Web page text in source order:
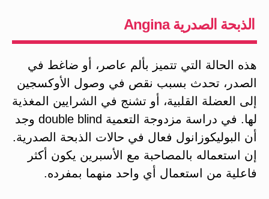
الذبحة الصدرية Angina
هذه الحالة التي تتميز بألم عاصر، أو ضاغط في
الصدر، تحدث بسبب نقص في وصول الأوكسجين
إلى العضلة القلبية، أو تشنج في الشرايين المغذية
لها. في دراسة مزدوجة التعمية double blind وجد
أن البوليكوزانول فعال في حالات الذبحة الصدرية.
إن استعماله بالمصاحبة مع الأسبرين يكون أكثر
فاعلية من استعمال أي واحد منهما بمفرده.